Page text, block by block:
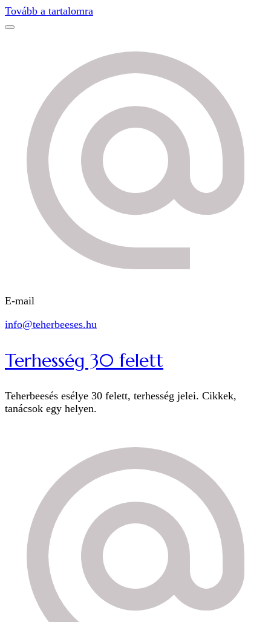
Tovább a tartalomra
E-mail
info@teherbeeses.hu
Terhesség 30 felett
Teherbeesés esélye 30 felett, terhesség jelei. Cikkek,
tanácsok egy helyen.